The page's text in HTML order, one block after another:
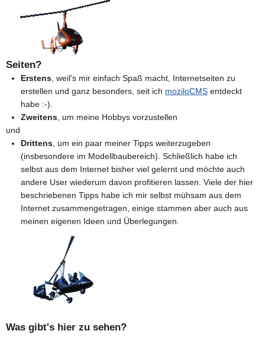
Seiten?
Erstens , weil's mir einfach Spaß macht, Internetseiten zu
erstellen und ganz besonders, seit ich moziloCMS entdeckt
habe :-).
Zweitens , um meine Hobbys vorzustellen
und
Drittens , um ein paar meiner Tipps weiterzugeben
(insbesondere im Modellbaubereich). Schließlich habe ich
selbst aus dem Internet bisher viel gelernt und möchte auch
andere User wiederum davon profitieren lassen. Viele der hier
beschriebenen Tipps habe ich mir selbst mühsam aus dem
Internet zusammengetragen, einige stammen aber auch aus
meinen eigenen Ideen und Überlegungen.
Was gibt's hier zu sehen?